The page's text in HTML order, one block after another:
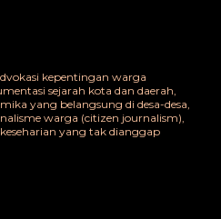
kepentingan warga
sejarah kota dan daerah,
yang belangsung di desa-desa,
warga (citizen journalism),
yang tak dianggap